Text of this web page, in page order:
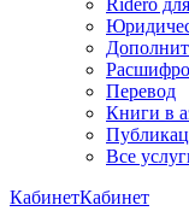
Rideró
Перевод
Книги в
Все
КабинетКабинет